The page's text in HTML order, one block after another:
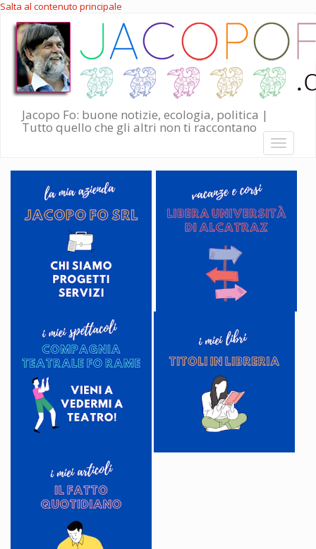
Salta al contenuto principale
Jacopo Fo: buone notizie, ecologia, politica |
Tutto quello che gli altri non ti raccontano
Toggle